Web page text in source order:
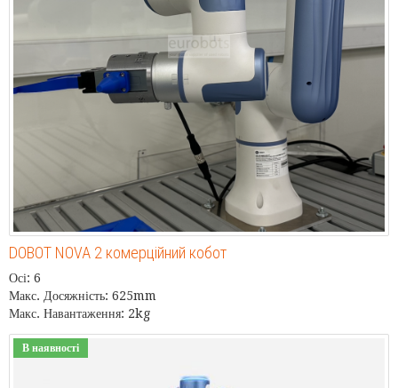
DOBOT NOVA 2 комерційний кобот
Осі: 6
Макс. Досяжність: 625mm
Макс. Навантаження: 2kg
В наявності